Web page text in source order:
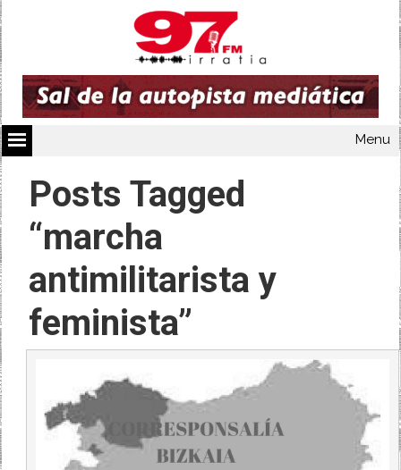
Menu
Posts Tagged
“marcha
antimilitarista y
feminista”